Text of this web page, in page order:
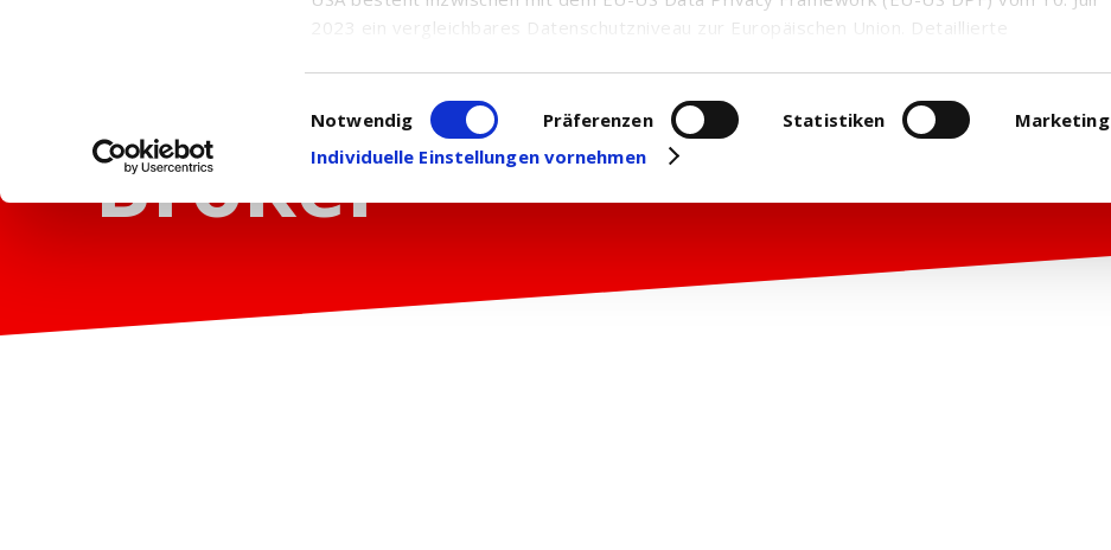
2023 ein vergleichbares Datenschutzniveau zur Europäischen Union. Detaillierte
in den USA, finden Sie auf unserer Seite zumDatenschutz. Dort können Sie Ihre
Einwilligung auch jederzeit widerrufen oder anpassen.
Einwilligungsauswahl
Notwendig Präferenzen Statistiken
Marketing
Individuelle Einstellungen vornehmen